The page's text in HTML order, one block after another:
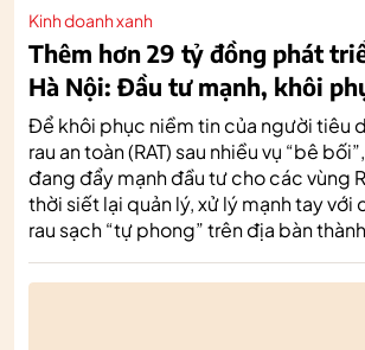
Kinh doanh xanh
Thêm hơn 29 tỷ đồng phát
Hà Nội: Đầu tư mạnh, khôi
Để khôi phục niềm tin của người tiêu
rau an toàn (RAT) sau nhiều vụ “bê
đang đẩy mạnh đầu tư cho các vùng
thời siết lại quản lý, xử lý mạnh tay với
rau sạch “tự phong” trên địa bàn